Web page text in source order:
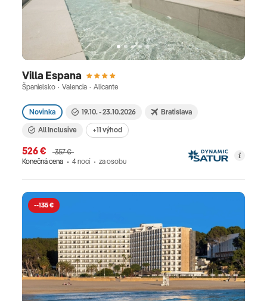
Villa Espana
Španielsko · Valencia · Alicante
Novinka 19.10. - 23.10.2026 Bratislava
All Inclusive +11 výhod
526 €
357 €
Konečná cena
4 nocí za osobu
--135 €